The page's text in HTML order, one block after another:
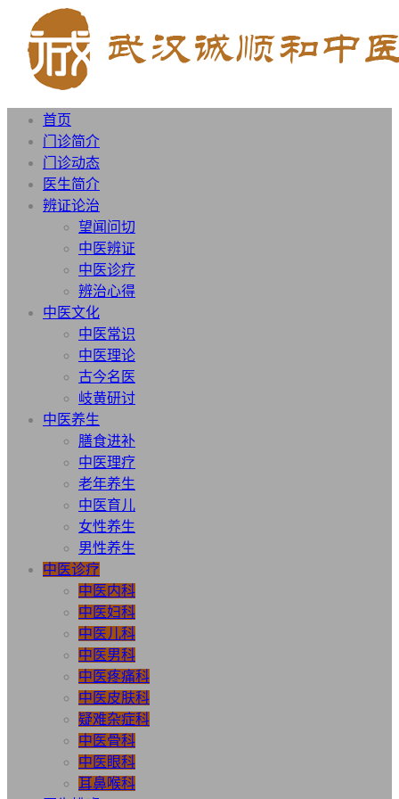
首页
门诊简介
门诊动态
医生简介
辨证论治
望闻问切
中医辨证
中医诊疗
辨治心得
中医文化
中医常识
中医理论
古今名医
岐黄研讨
中医养生
膳食进补
中医理疗
老年养生
中医育儿
女性养生
男性养生
中医诊疗
中医内科
中医妇科
中医儿科
中医男科
中医疼痛科
中医皮肤科
疑难杂症科
中医骨科
中医眼科
耳鼻喉科